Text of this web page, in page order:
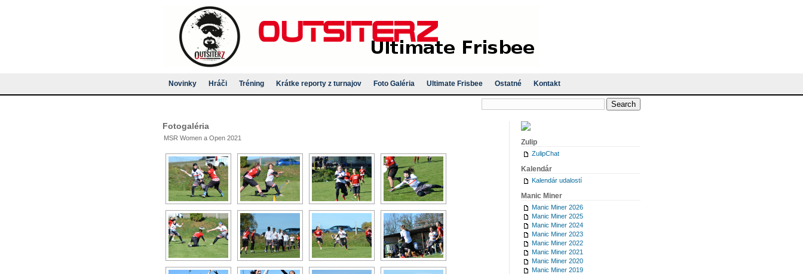
Novinky Hráči Tréning Krátke reporty z turnajov Foto Galéria Ultimate Frisbee Ostatné Kontakt
Fotogaléria
MSR Women a Open 2021
Zulip
ZulipChat
Kalendár
Kalendár udalostí
Manic Miner
Manic Miner 2026
Manic Miner 2025
Manic Miner 2024
Manic Miner 2023
Manic Miner 2022
Manic Miner 2021
Manic Miner 2020
Manic Miner 2019